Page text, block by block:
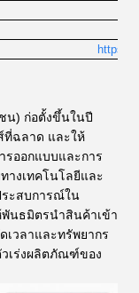
https://
น) ก่อตั้งขึ้นในปี
ที่ฉลาด และให้
รออกแบบและการ
างเทคโนโลยีและ
ระสบการณ์ใน
พันธมิตรนําสินค้าเข้า
เวลาและทรัพยากร
เร่งผลิตภัณฑ์ของ